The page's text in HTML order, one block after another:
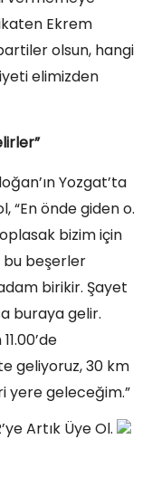
Ekrem
olsun, hangi
elimizden
Yozgat’ta
“En önde giden o.
bizim için
bu beşerler
birikir. Şayet
buraya gelir.
geliyoruz, 30 km
yere geleceğim.”
Artık Üye Ol.